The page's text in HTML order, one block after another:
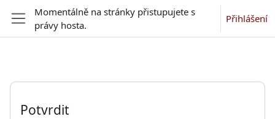
Přejít k hlavnímu obsahu
Boční panel
Momentálně na stránky přistupujete s
právy hosta.
Přihlášení
Potvrdit